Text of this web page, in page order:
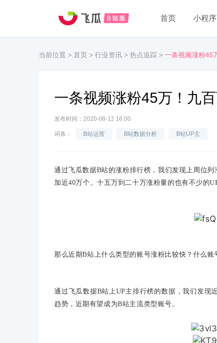
首页 小程序
当前位置 > 首页 > 行业资讯 > 热点追踪 > 一条视频涨粉45
一条视频涨粉45万！九
发布时间：2020-08-12 16:00
词条： B站运营 B站数据分析 B站UP主
通过飞瓜数据B站的涨粉排行榜，我们发现上周 位列
加近40万个 。十五万到二十万涨粉量的也有不少的
那么近期B站上什么类型的账号涨粉比较快？什么账
通过飞瓜数据B站上UP主排行榜的数据，我们发现
趋势，近期有望成为B站主流类型账号。